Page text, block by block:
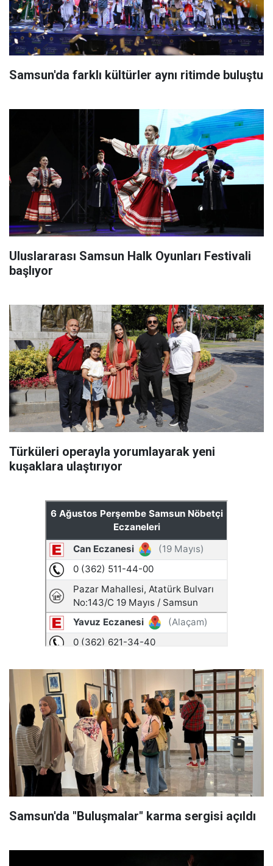
Samsun'da farklı kültürler aynı ritimde buluştu
Uluslararası Samsun Halk Oyunları Festivali
başlıyor
Türküleri operayla yorumlayarak yeni
kuşaklara ulaştırıyor
Samsun'da "Buluşmalar" karma sergisi açıldı